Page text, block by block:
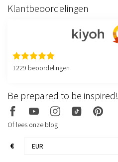
Klantbeoordelingen
1229 beoordelingen
Be prepared to be inspired!
Of lees onze blog
€